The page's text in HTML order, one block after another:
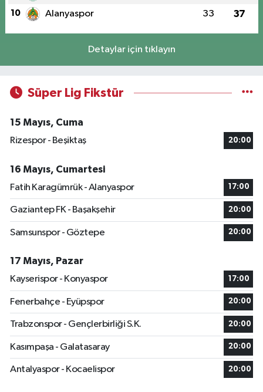
10 Alanyaspor 33 37
Detaylar için tıklayın
Süper Lig Fikstür
15 Mayıs, Cuma
Rizespor - Beşiktaş
20:00
16 Mayıs, Cumartesi
Fatih Karagümrük - Alanyaspor
17:00
Gaziantep FK - Başakşehir 20:00
Samsunspor - Göztepe 20:00
17 Mayıs, Pazar
Kayserispor - Konyaspor
17:00
Fenerbahçe - Eyüpspor 20:00
Trabzonspor - Gençlerbirliği S.K. 20:00
Kasımpaşa - Galatasaray 20:00
Antalyaspor - Kocaelispor 20:00